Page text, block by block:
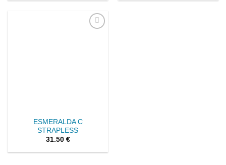
ESMERALDA C
STRAPLESS
31.50 €